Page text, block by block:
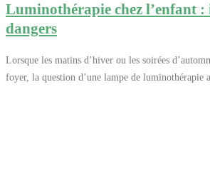
Luminothérapie chez l’enfant
dangers
Lorsque les matins d’hiver ou les soirées
foyer, la question d’une lampe de luminothérapie